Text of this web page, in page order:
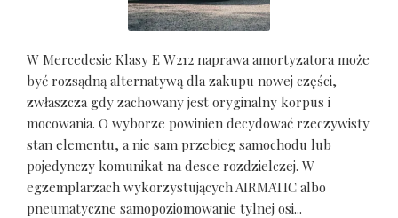
W Mercedesie Klasy E W212 naprawa amortyzatora może
być rozsądną alternatywą dla zakupu nowej części,
zwłaszcza gdy zachowany jest oryginalny korpus i
mocowania. O wyborze powinien decydować rzeczywisty
stan elementu, a nie sam przebieg samochodu lub
pojedynczy komunikat na desce rozdzielczej. W
egzemplarzach wykorzystujących AIRMATIC albo
pneumatyczne samopoziomowanie tylnej osi...